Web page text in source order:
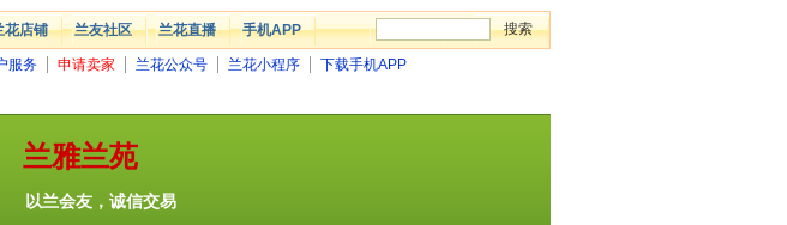
花店铺 兰友社区 兰花直播 手机APP
服务 申请卖家 兰花公众号 兰花小程序
下载手机APP
兰雅兰苑
以兰会友，诚信交易